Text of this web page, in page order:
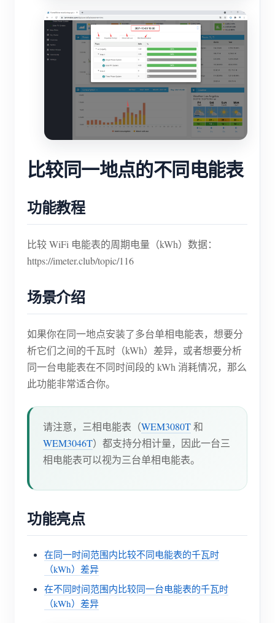
比较同一地点的不同电能表
功能教程
比较 WiFi 电能表的周期电量（kWh）数据：
https://imeter.club/topic/116
场景介绍
如果你在同一地点安装了多台单相电能表，想要分
析它们之间的千瓦时（kWh）差异，或者想要分析
同一台电能表在不同时间段的 kWh 消耗情况，那么
此功能非常适合你。
请注意，三相电能表（WEM3080T和
WEM3046T）都支持分相计量，因此一台三
相电能表可以视为三台单相电能表。
功能亮点
在同一时间范围内比较不同电能表的千瓦时
（kWh）差异
在不同时间范围内比较同一台电能表的千瓦时
（kWh）差异